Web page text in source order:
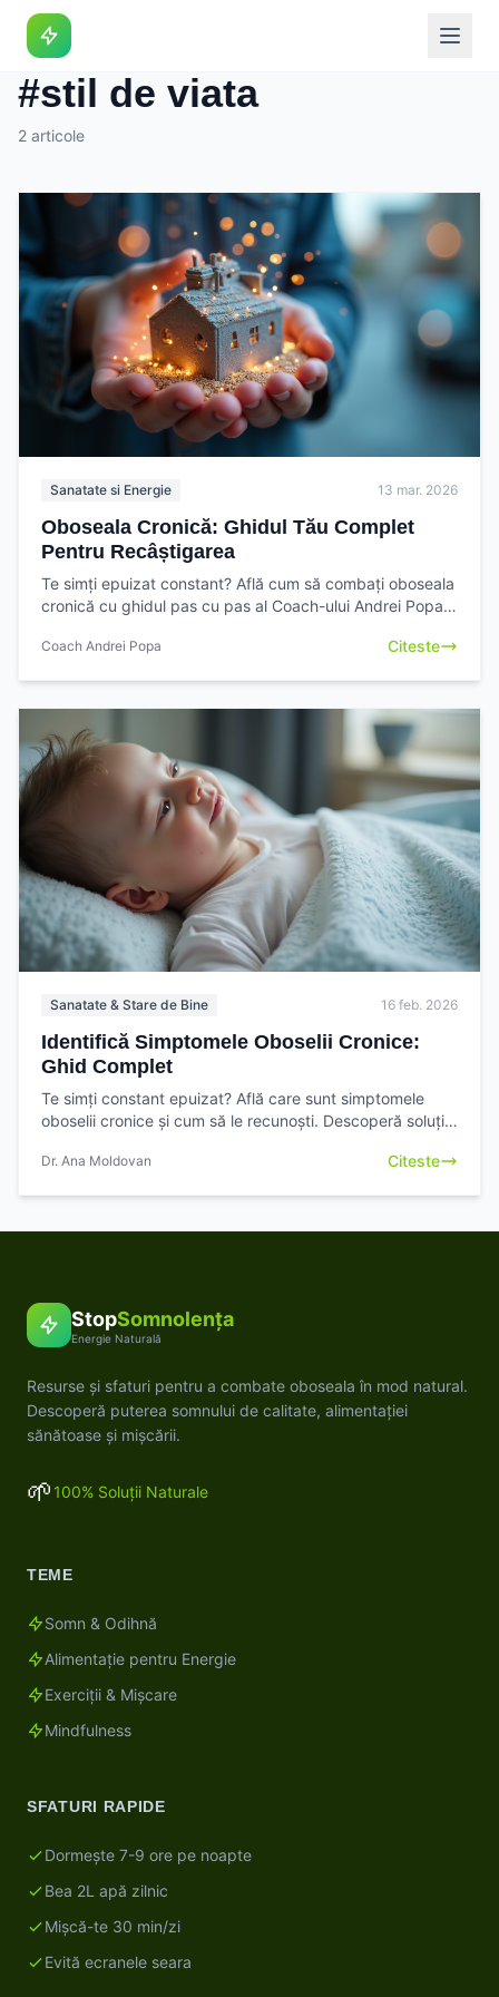
Eticheta
#stil de viata
2 articole
Sanatate si Energie 13 mar. 2026
Oboseala Cronică: Ghidul Tău Complet
Pentru Recâștigarea
Te simți epuizat constant? Află cum să combați oboseala
cronică cu ghidul pas cu pas al Coach-ului Andrei Popa.
Coach Andrei Popa Citeste
Sanatate & Stare de Bine 16 feb. 2026
Identifică Simptomele Oboselii Cronice:
Ghid Complet
Te simți constant epuizat? Află care sunt simptomele
oboselii cronice și cum să le recunoști. Descoperă soluții
Dr. Ana Moldovan Citeste
StopSomnolența
Energie Naturală
Resurse și sfaturi pentru a combate oboseala în mod natural.
Descoperă puterea somnului de calitate, alimentației
sănătoase și mișcării.
🌱 100% Soluții Naturale
TEME
Somn & Odihnă
Alimentație pentru Energie
Exerciții & Mișcare
Mindfulness
SFATURI RAPIDE
Dormește 7-9 ore pe noapte
Bea 2L apă zilnic
Mișcă-te 30 min/zi
Evită ecranele seara